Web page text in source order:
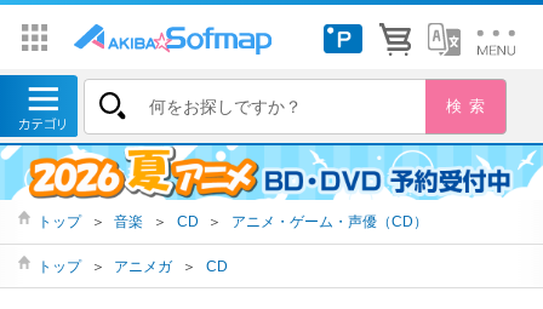
トップ ＞ 音楽 ＞ CD ＞ アニメ・ゲーム・声優（CD）
トップ ＞ アニメガ ＞ CD